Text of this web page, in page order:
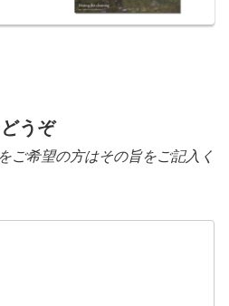
うぞ
希望の方はその旨をご記入く